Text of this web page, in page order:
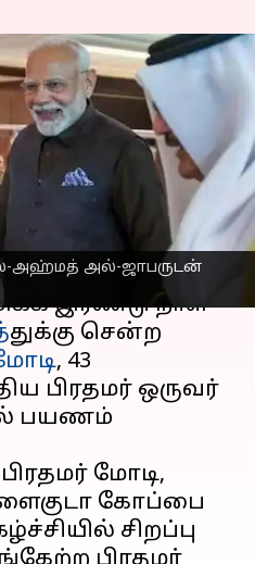
அஹ்மத் அல்-ஜாபருடன்
மெஷால்
அல்-
பிரதமர்
சந்திப்பு
இரண்டு நாள்
துக்கு சென்ற
, 43
பிரதமர் ஒருவர்
பயணம்
மோடி,
கோப்பை
சிறப்பு